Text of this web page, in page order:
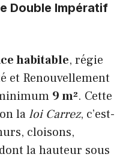
Double Impératif
habitable, régie
et Renouvellement
9 m². Cette
laloi Carrez, c’est-
cloisons,
la hauteur sous